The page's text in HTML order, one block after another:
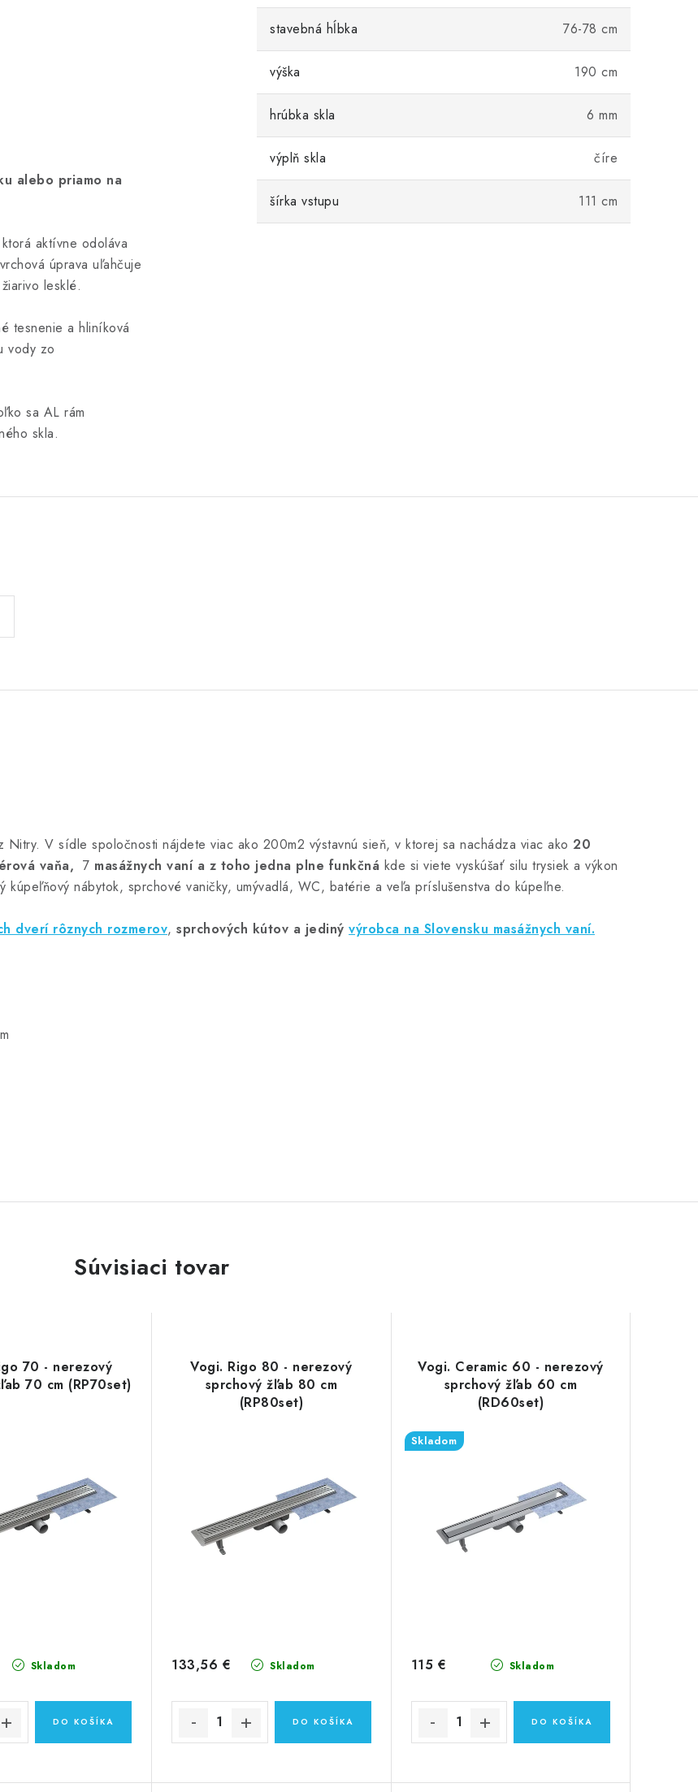
alebo priamo na
aktívne odoláva
úprava uľahčuje
lesklé.
tesnenie a hliníková
vody zo
sa AL rám
skla.
stavebná hĺbka 76-78 cm
výška 190 cm
hrúbka skla 6 mm
výplň skla číre
šírka vstupu 111 cm
Nitry. V sídle spoločnosti nájdete viac ako 200m2 výstavnú sieň, v ktorej sa nachádza viac ako 20
vaňa, 7 masážnych vaní a z toho jedna plne funkčná kde si viete vyskúšať silu trysiek a výkon
nábytok, sprchové vaničky, umývadlá, WC, batérie a veľa príslušenstva do kúpeľne.
dverí rôznych rozmerov, sprchových kútov a jediný výrobca na Slovensku masážnych vaní.
Súvisiaci tovar
70 - nerezový
70 cm (RP70set)
Skladom
DO KOŠÍKA
Vogi. Rigo 80 - nerezový
sprchový žľab 80 cm
(RP80set)
Skladom
133,56 €
DO KOŠÍKA
Vogi. Ceramic 60 - nerezový
sprchový žľab 60 cm
(RD60set)
Skladom
Skladom
115 €
DO KOŠÍKA